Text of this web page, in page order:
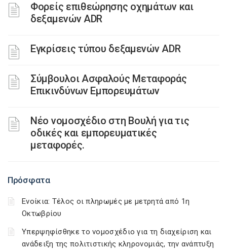
Φορείς επιθεώρησης οχημάτων και
δεξαμενών ADR
Εγκρίσεις τύπου δεξαμενών ADR
Σύμβουλοι Ασφαλούς Μεταφοράς
Επικινδύνων Εμπορευμάτων
Νέο νομοσχέδιο στη Βουλή για τις
οδικές και εμπορευματικές
μεταφορές.
Πρόσφατα
Ενοίκια: Τέλος οι πληρωμές με μετρητά από 1η
Οκτωβρίου
Υπερψηφίσθηκε το νομοσχέδιο για τη διαχείριση και
ανάδειξη της πολιτιστικής κληρονομιάς, την ανάπτυξη